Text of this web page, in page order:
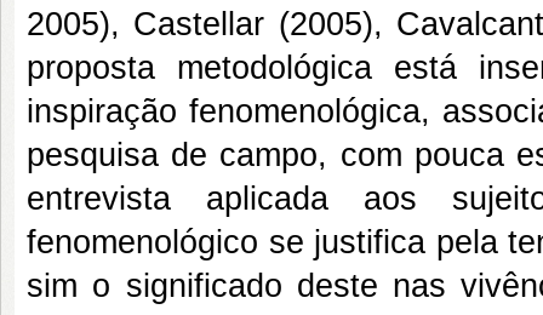
2005), Castellar (2005),
proposta metodológica está
inspiração fenomenológica,
pesquisa de campo, com pouca
entrevista aplicada aos
fenomenológico se justifica pela
sim o significado deste nas